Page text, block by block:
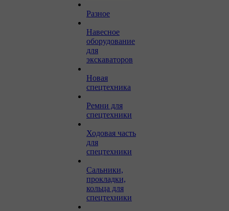
Разное
Навесное
оборудование
для
экскаваторов
Новая
спецтехника
Ремни для
спецтехники
Ходовая часть
для
спецтехники
Сальники,
прокладки,
кольца для
спецтехники